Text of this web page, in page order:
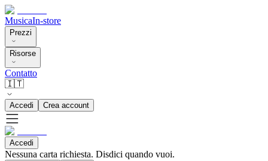
MusicaIn-store
Prezzi
Risorse
Contatto
🇮🇹
Accedi Crea account
Accedi
Nessuna carta richiesta. Disdici quando vuoi.